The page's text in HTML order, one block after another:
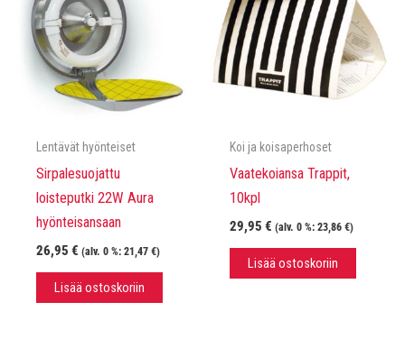
Lentävät hyönteiset
Sirpalesuojattu
loisteputki 22W Aura
hyönteisansaan
26,95 € (alv. 0 %: 21,47 €)
Lisää ostoskoriin
Koi ja koisaperhoset
Vaatekoiansa Trappit,
10kpl
29,95 € (alv. 0 %: 23,86 €)
Lisää ostoskoriin